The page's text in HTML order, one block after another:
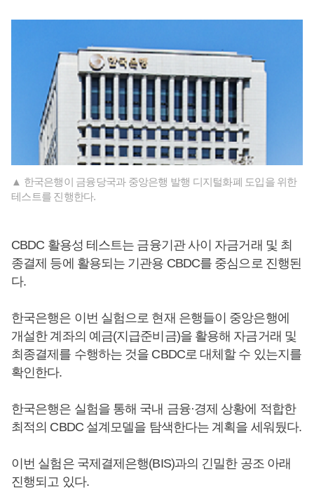
▲ 한국은행이 금융당국과 중앙은행 발행 디지털화폐 도입을 위한
테스트를 진행한다.
CBDC 활용성 테스트는 금융기관 사이 자금거래 및 최
종결제 등에 활용되는 기관용 CBDC를 중심으로 진행된
다.
한국은행은 이번 실험으로 현재 은행들이 중앙은행에
개설한 계좌의 예금(지급준비금)을 활용해 자금거래 및
최종결제를 수행하는 것을 CBDC로 대체할 수 있는지를
확인한다.
한국은행은 실험을 통해 국내 금융·경제 상황에 적합한
최적의 CBDC 설계모델을 탐색한다는 계획을 세워뒀다.
이번 실험은 국제결제은행(BIS)과의 긴밀한 공조 아래
진행되고 있다.